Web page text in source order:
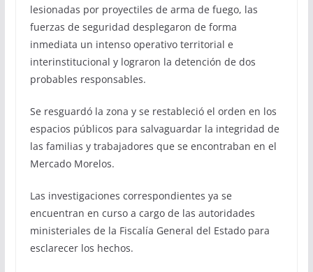
lesionadas por proyectiles de arma de fuego, las
fuerzas de seguridad desplegaron de forma
inmediata un intenso operativo territorial e
interinstitucional y lograron la detención de dos
probables responsables.
Se resguardó la zona y se restableció el orden en los
espacios públicos para salvaguardar la integridad de
las familias y trabajadores que se encontraban en el
Mercado Morelos.
Las investigaciones correspondientes ya se
encuentran en curso a cargo de las autoridades
ministeriales de la Fiscalía General del Estado para
esclarecer los hechos.